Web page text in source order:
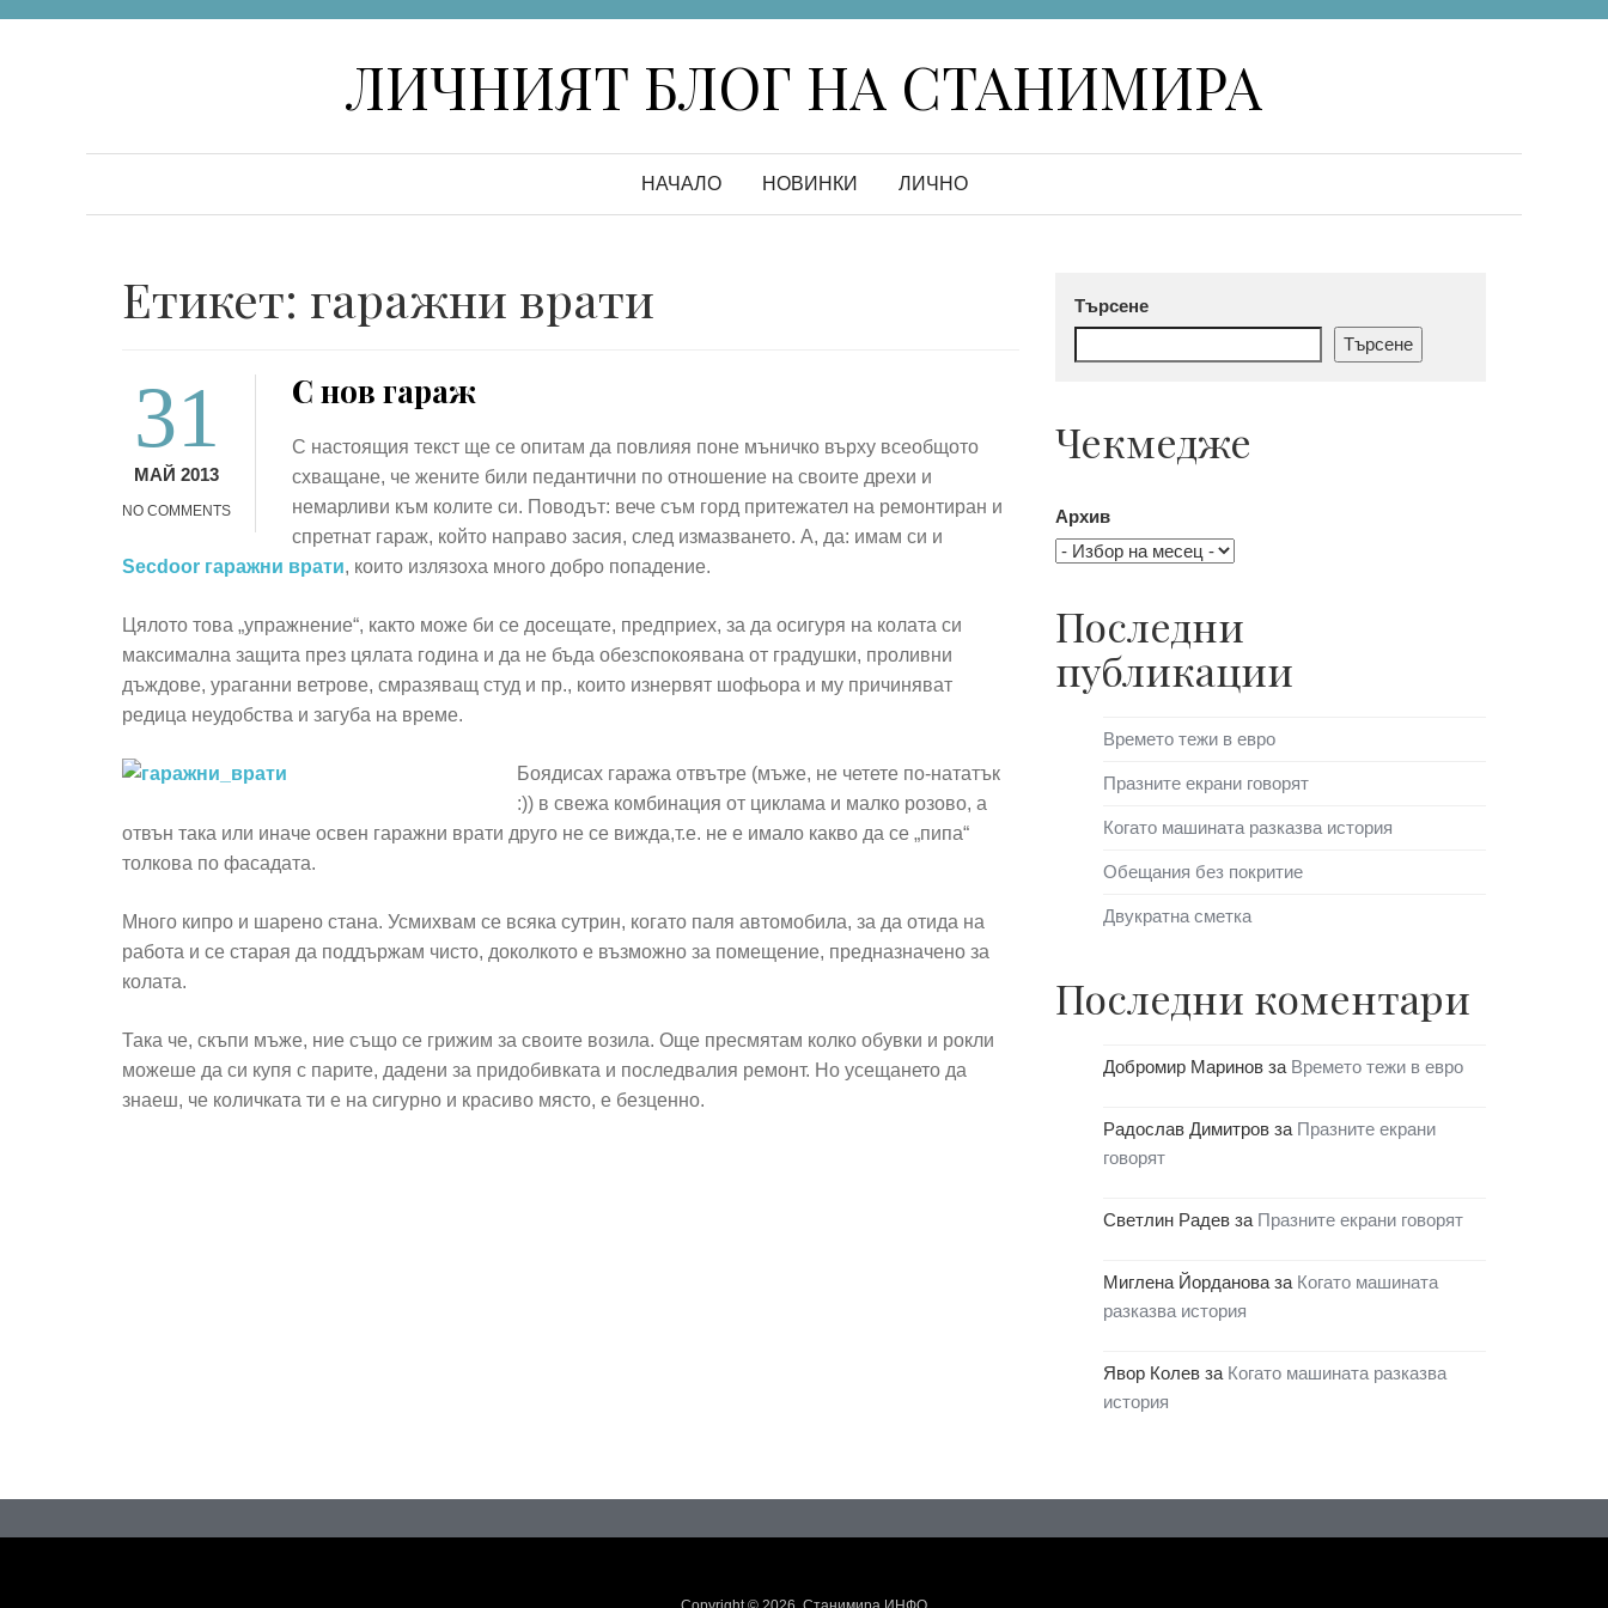
ЛИЧНИЯТ БЛОГ НА СТАНИМИРА
НАЧАЛО НОВИНКИ ЛИЧНО
Етикет: гаражни врати
31
МАЙ 2013
NO COMMENTS
С нов гараж
С настоящия текст ще се опитам да повлияя поне мъничко върху всеобщото
схващане, че жените били педантични по отношение на своите дрехи и
немарливи към колите си. Поводът: вече съм горд притежател на ремонтиран и
спретнат гараж, който направо засия, след измазването. А, да: имам си и
Secdoor гаражни врати, които излязоха много добро попадение.
Цялото това „упражнение“, както може би се досещате, предприех, за да осигуря на колата си
максимална защита през цялата година и да не бъда обезспокоявана от градушки, проливни
дъждове, ураганни ветрове, смразяващ студ и пр., които изнервят шофьора и му причиняват
редица неудобства и загуба на време.
Боядисах гаража отвътре (мъже, не четете по-нататък
:)) в свежа комбинация от циклама и малко розово, а
отвън така или иначе освен гаражни врати друго не се вижда,т.е. не е имало какво да се „пипа“
толкова по фасадата.
Много кипро и шарено стана. Усмихвам се всяка сутрин, когато паля автомобила, за да отида на
работа и се старая да поддържам чисто, доколкото е възможно за помещение, предназначено за
колата.
Така че, скъпи мъже, ние също се грижим за своите возила. Още пресмятам колко обувки и рокли
можеше да си купя с парите, дадени за придобивката и последвалия ремонт. Но усещането да
знаеш, че количката ти е на сигурно и красиво място, е безценно.
Търсене
Търсене
Чекмедже
Архив
Последни
публикации
Времето тежи в евро
Празните екрани говорят
Когато машината разказва история
Обещания без покритие
Двукратна сметка
Последни коментари
Добромир Маринов за Времето тежи в евро
Радослав Димитров за Празните екрани
говорят
Светлин Радев за Празните екрани говорят
Миглена Йорданова за Когато машината
разказва история
Явор Колев за Когато машината разказва
история